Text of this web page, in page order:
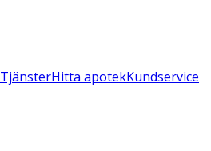
TjänsterHitta apotekKundservice